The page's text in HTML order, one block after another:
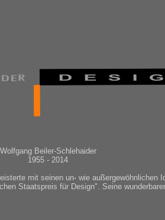
Wolfgang Beiler-Schlehaider
1955 - 2014
mit seinen un- wie außergewöhnlichen
Staatspreis für Design". Seine